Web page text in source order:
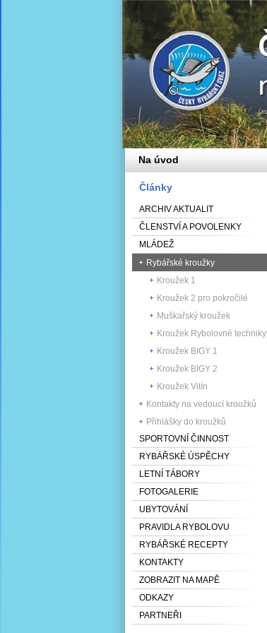
Články
ARCHIV AKTUALIT
ČLENSTVÍ A POVOLENKY
MLÁDEŽ
Rybářské kroužky
Kroužek 1
Kroužek 2 pro pokročilé
Muškařský kroužek
Kroužek Rybolovné techniky
Kroužek BIGY 1
Kroužek BIGY 2
Kroužek Vitín
Kontakty na vedoucí kroužků
Přihlášky do kroužků
SPORTOVNÍ ČINNOST
RYBÁŘSKÉ ÚSPĚCHY
LETNÍ TÁBORY
FOTOGALERIE
UBYTOVÁNÍ
PRAVIDLA RYBOLOVU
RYBÁŘSKÉ RECEPTY
KONTAKTY
ZOBRAZIT NA MAPĚ
ODKAZY
PARTNEŘI
Na úvod